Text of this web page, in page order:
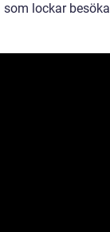
som lockar